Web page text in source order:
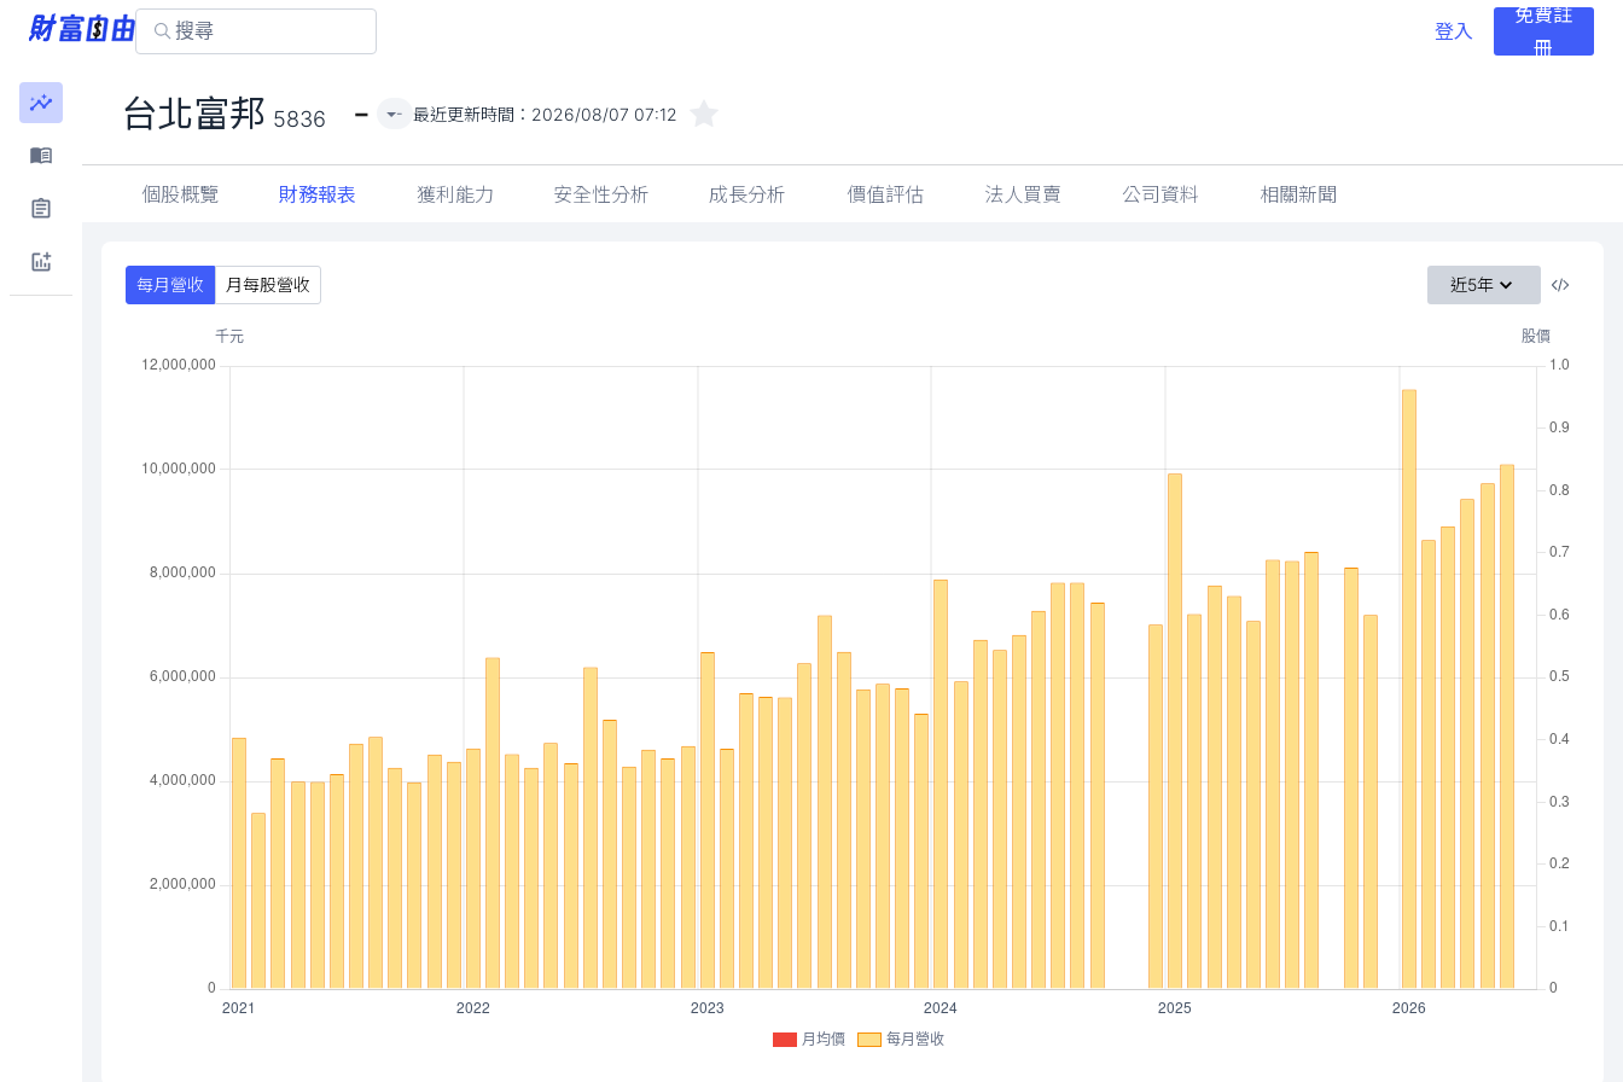
登入
免費註
冊
台北富邦 5836 - - 最近更新時間： 2026/08/07 07:12
個股概覽 財務報表 獲利能力 安全性分析 成長分析 價值評估 法人買賣 公司資料 相關新聞
每月營收 月每股營收 近5年
月均價 每月營收